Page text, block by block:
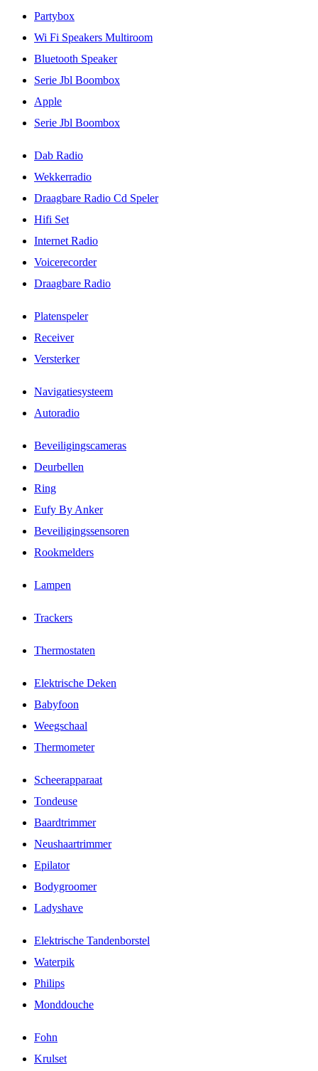
Partybox
Wi Fi Speakers Multiroom
Bluetooth Speaker
Serie Jbl Boombox
Apple
Serie Jbl Boombox
Dab Radio
Wekkerradio
Draagbare Radio Cd Speler
Hifi Set
Internet Radio
Voicerecorder
Draagbare Radio
Platenspeler
Receiver
Versterker
Navigatiesysteem
Autoradio
Beveiligingscameras
Deurbellen
Ring
Eufy By Anker
Beveiligingssensoren
Rookmelders
Lampen
Trackers
Thermostaten
Elektrische Deken
Babyfoon
Weegschaal
Thermometer
Scheerapparaat
Tondeuse
Baardtrimmer
Neushaartrimmer
Epilator
Bodygroomer
Ladyshave
Elektrische Tandenborstel
Waterpik
Philips
Monddouche
Fohn
Krulset